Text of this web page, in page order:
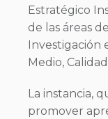
Estratégico
de las áreas
Investigación
Medio,
La instancia,
promover